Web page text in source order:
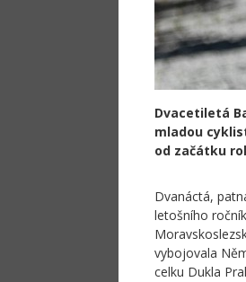
Dvacetiletá
mladou
od začátku
Dvanáctá,
letošního
vybojovala
celku Dukla